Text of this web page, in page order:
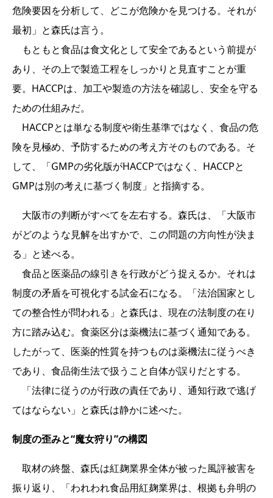
危険要因を分析して、どこが危険かを見つける。それが
最初」と森氏は言う。
もともと食品は食文化として安全であるという前提が
あり、その上で製造工程をしっかりと見直すことが重
要。HACCPは、加工や製造の方法を確認し、安全を守る
ための仕組みだ。
HACCPとは単なる制度や衛生基準ではなく、食品の危
険を見極め、予防するための考え方そのものである。そ
して、「GMPの劣化版がHACCPではなく、HACCPと
GMPは別の考えに基づく制度」と指摘する。
大阪市の判断がすべてを左右する。森氏は、「大阪市
がどのような見解を出すかで、この問題の方向性が決ま
る」と述べる。
食品と医薬品の線引きを行政がどう捉えるか。それは
制度の矛盾を可視化する試金石になる。「法治国家とし
ての整合性が問われる」と森氏は、現在の法制度の在り
方に踏み込む。食薬区分は薬機法に基づく通知である。
したがって、医薬的性質を持つものは薬機法に従うべき
であり、食品衛生法で扱うこと自体が誤りだとする。
「法律に従うのが行政の責任であり、通知行政で逃げ
てはならない」と森氏は静かに述べた。
制度の歪みと“魔女狩り”の構図
取材の終盤、森氏は紅麹業界全体が被った風評被害を
振り返り、「われわれ食品用紅麹業界は、根拠も弁明の